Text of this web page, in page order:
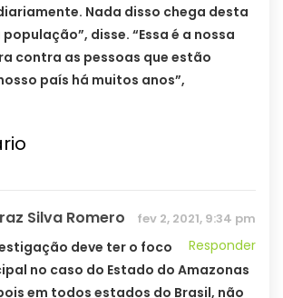
Nada disso chega desta
disse. “Essa é a nossa
contra as pessoas que estão
país há muitos anos”,
Silva Romero fev 2, 2021, 9:34 pm
Responder
deve ter o foco
no caso do Estado do Amazonas
em todos estados do Brasil, não